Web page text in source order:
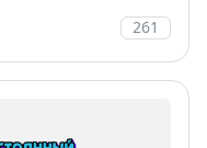
261